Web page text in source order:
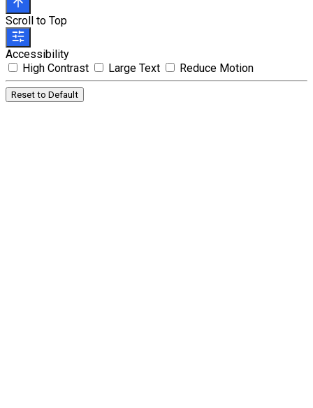
Scroll to Top
Accessibility
High Contrast
Large Text Reduce Motion
Reset to Default